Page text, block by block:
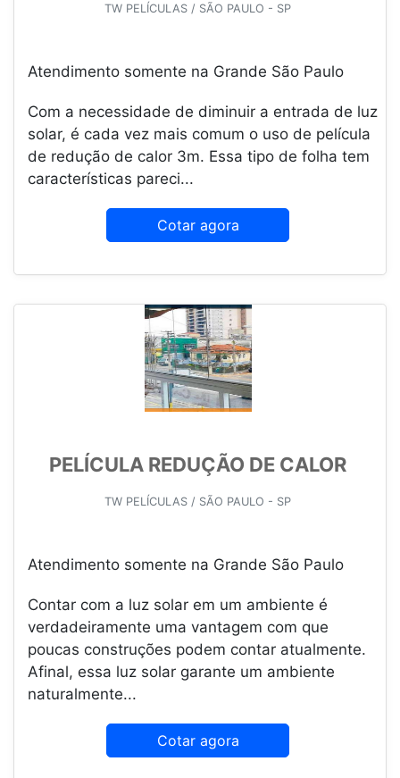
TW PELÍCULAS / SÃO PAULO - SP
Atendimento somente na Grande São Paulo
Com a necessidade de diminuir a entrada de luz
solar, é cada vez mais comum o uso de película
de redução de calor 3m. Essa tipo de folha tem
características pareci...
Cotar agora
PELÍCULA REDUÇÃO DE CALOR
TW PELÍCULAS / SÃO PAULO - SP
Atendimento somente na Grande São Paulo
Contar com a luz solar em um ambiente é
verdadeiramente uma vantagem com que
poucas construções podem contar atualmente.
Afinal, essa luz solar garante um ambiente
naturalmente...
Cotar agora